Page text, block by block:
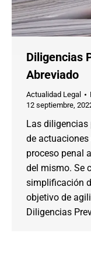
Diligencias
Abreviado
Actualidad Legal
12 septiembre,
Las diligencias
de actuaciones
proceso penal
del mismo. Se
simplificación
objetivo de
Diligencias